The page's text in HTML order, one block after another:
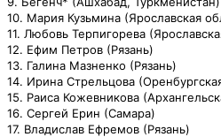
10. Мария Кузьмина (Ярославская
11. Любовь Терпигорева
12. Ефим Петров (Рязань)
13. Галина Мазненко (Рязань)
14. Ирина Стрельцова
15. Раиса Кожевникова
16. Сергей Ерин (Самара)
17. Владислав Ефремов (Рязань)